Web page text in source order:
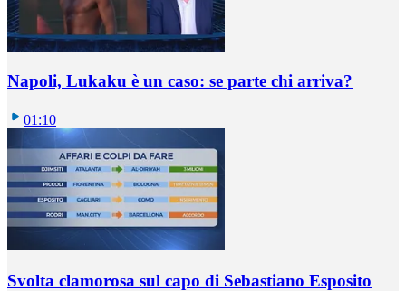
Napoli, Lukaku è un caso: se parte chi arriva?
01:10
Svolta clamorosa sul capo di Sebastiano Esposito